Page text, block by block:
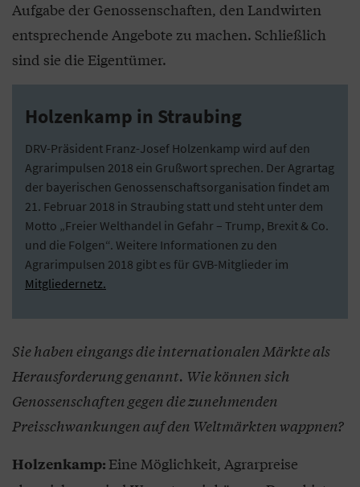
Aufgabe der Genossenschaften, den Landwirten
entsprechende Angebote zu machen. Schließlich
sind sie die Eigentümer.
Holzenkamp in Straubing
DRV-Präsident Franz-Josef Holzenkamp wird auf den
Agrarimpulsen 2018 ein Grußwort sprechen. Der Agrartag
der bayerischen Genossenschaftsorganisation findet am
21. Februar 2018 in Straubing statt und steht unter dem
Motto „Freier Welthandel in Gefahr – Trump, Brexit & Co.
und die Folgen“. Weitere Informationen zu den
Agrarimpulsen 2018 gibt es für GVB-Mitglieder im
Mitgliedernetz.
Sie haben eingangs die internationalen Märkte als
Herausforderung genannt. Wie können sich
Genossenschaften gegen die zunehmenden
Preisschwankungen auf den Weltmärkten wappnen?
Holzenkamp:Eine Möglichkeit, Agrarpreise